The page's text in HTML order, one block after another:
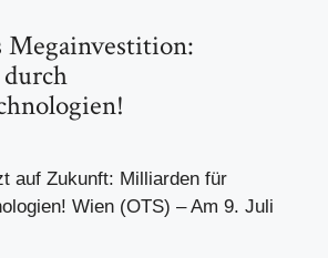
Megainvestition:
auf Zukunft: Milliarden für
Wien (OTS) – Am 9. Juli